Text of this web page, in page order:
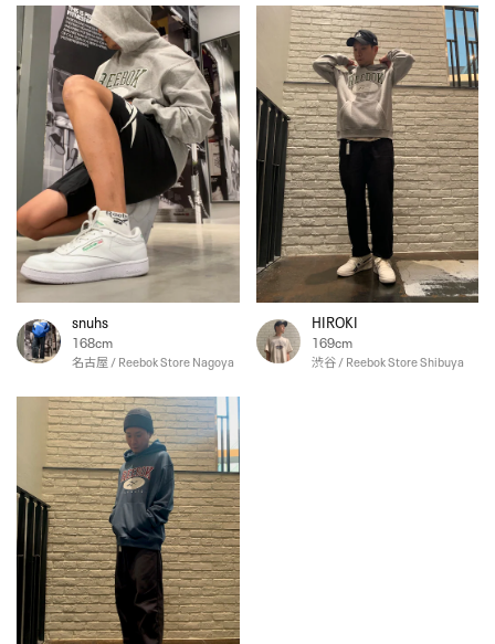
snuhs
168cm
名古屋 / Reebok Store Nagoya
HIROKI
169cm
渋谷 / Reebok Store Shibuya